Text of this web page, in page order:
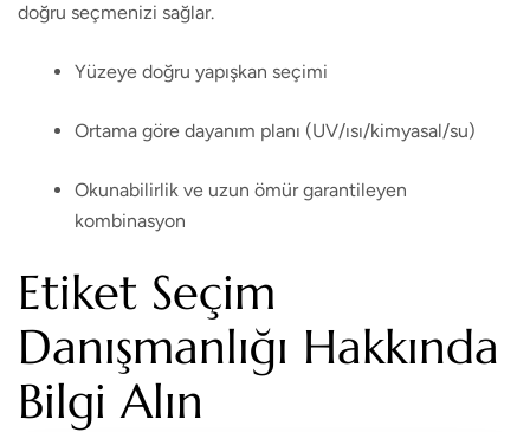
doğru seçmenizi sağlar.
Yüzeye doğru yapışkan seçimi
Ortama göre dayanım planı (UV/ısı/kimyasal/su)
Okunabilirlik ve uzun ömür garantileyen
kombinasyon
Etiket Seçim
Danışmanlığı Hakkında
Bilgi Alın